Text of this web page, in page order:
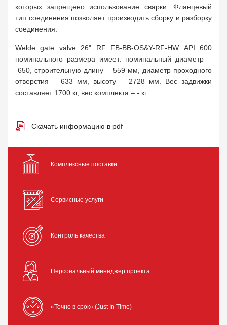
которых запрещено использование сварки. Фланцевый
тип соединения позволяет производить сборку и разборку
соединения.
Welde gate valve 26" RF FB-BB-OS&Y-RF-HW API 600
номинального размера имеет: номинальный диаметр –
650, строительную длину – 559 мм, диаметр проходного
отверстия – 633 мм, высоту – 2728 мм. Вес задвижки
составляет 1700 кг, вес комплекта – - кг.
Скачать информацию в pdf
Комплексные поставки
Сервисные услуги
Контроль качества
Персональный менеджер проекта
«Точно в срок» (Just In Time)